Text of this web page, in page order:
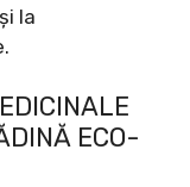
la
ECO-